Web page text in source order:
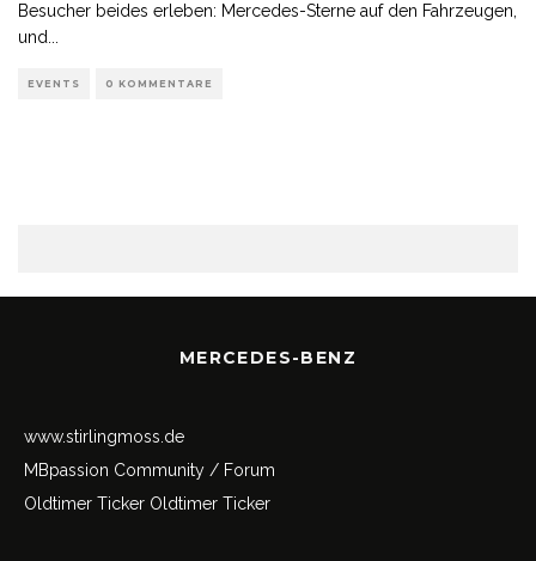
Besucher beides erleben: Mercedes-Sterne auf den Fahrzeugen,
und
EVENTS 0 KOMMENTARE
MERCEDES-BENZ
www.stirlingmoss.de
MBpassion Community / Forum
Oldtimer Ticker Oldtimer Ticker